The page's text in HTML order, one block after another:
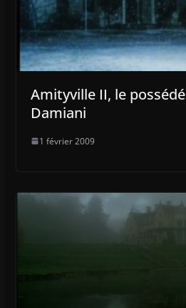
Amityville II, le
Damiani
1 février 2009